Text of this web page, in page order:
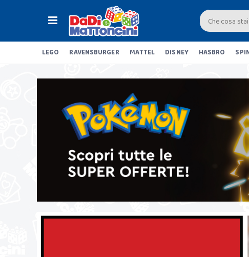
LEGO RAVENSBURGER MATTEL DISNEY HASBRO